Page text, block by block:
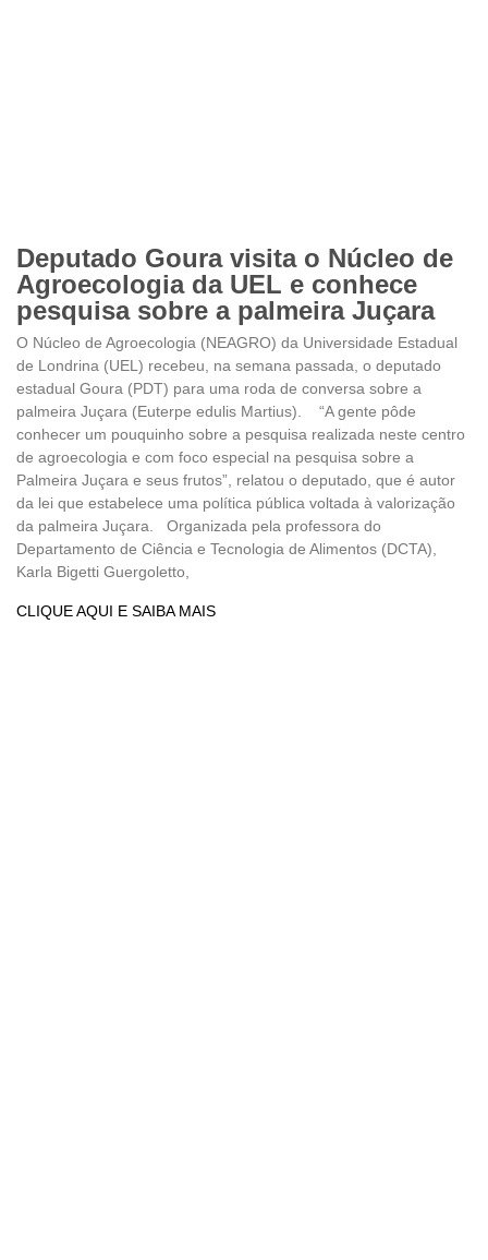
Deputado Goura visita o Núcleo de
Agroecologia da UEL e conhece
pesquisa sobre a palmeira Juçara
O Núcleo de Agroecologia (NEAGRO) da Universidade Estadual
de Londrina (UEL) recebeu, na semana passada, o deputado
estadual Goura (PDT) para uma roda de conversa sobre a
palmeira Juçara (Euterpe edulis Martius). “A gente pôde
conhecer um pouquinho sobre a pesquisa realizada neste centro
de agroecologia e com foco especial na pesquisa sobre a
Palmeira Juçara e seus frutos”, relatou o deputado, que é autor
da lei que estabelece uma política pública voltada à valorização
da palmeira Juçara. Organizada pela professora do
Departamento de Ciência e Tecnologia de Alimentos (DCTA),
Karla Bigetti Guergoletto,
CLIQUE AQUI E SAIBA MAIS